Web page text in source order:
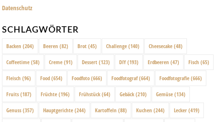
Datenschutz
SCHLAGWÖRTER
Backen (204) Beeren (82) Brot (45) Challenge (140) Cheesecake (48)
Coffeetime (58) Creme (91) Dessert (123) DIY (193) Erdbeeren (47) Fisch (65)
Fleisch (96) Food (654) Foodfoto (666) Foodfotograf(664) Foodfotografie (666)
Fruits (187) Früchte (196) Frühstück (64) Gebäck (210) Gemüse (134)
Genuss (357) Hauptgerichte (244) Kartoffeln (88) Kuchen (244) Lecker (419)